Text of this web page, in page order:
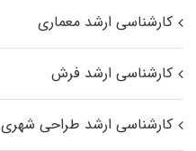
کارشناسی ارشد معماری
کارشناسی ارشد فرش
کارشناسی ارشد طراحی شهری